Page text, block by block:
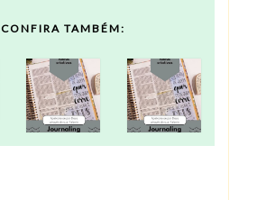
CONFIRA TAMBÉM: